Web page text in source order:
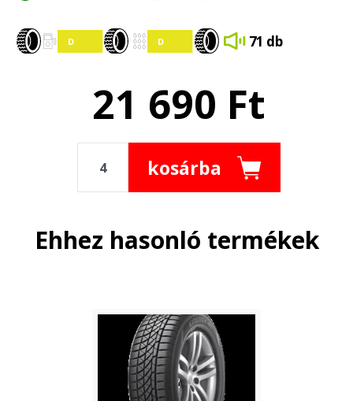
71 db
21 690 Ft
kosárba
Ehhez hasonló termékek